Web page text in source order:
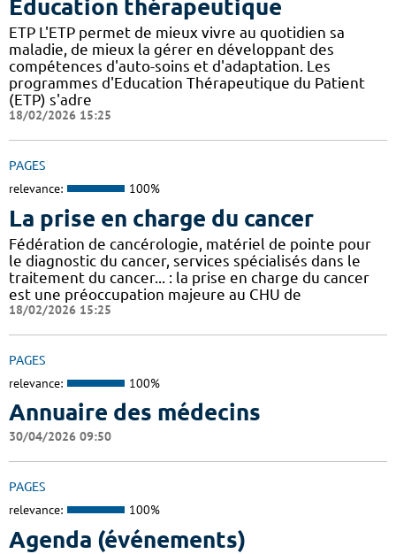
Éducation thérapeutique
ETP L'ETP permet de mieux vivre au quotidien sa
maladie, de mieux la gérer en développant des
compétences d'auto-soins et d'adaptation. Les
programmes d'Education Thérapeutique du Patient
(ETP) s'adre
18/02/2026 15:25
PAGES
relevance: 100%
La prise en charge du cancer
Fédération de cancérologie, matériel de pointe pour
le diagnostic du cancer, services spécialisés dans le
traitement du cancer... : la prise en charge du cancer
est une préoccupation majeure au CHU de
18/02/2026 15:25
PAGES
relevance: 100%
Annuaire des médecins
30/04/2026 09:50
PAGES
relevance: 100%
Agenda (événements)